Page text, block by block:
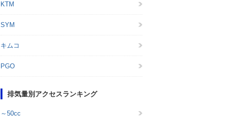
KTM
SYM
キムコ
PGO
排気量別アクセスランキング
～50cc